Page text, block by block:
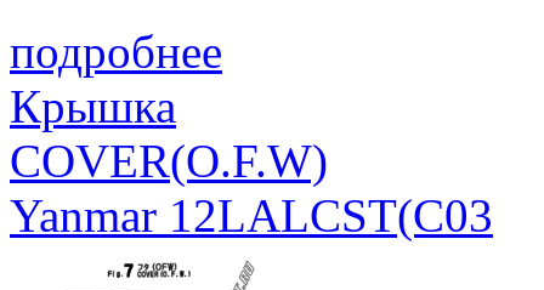
подробнее
Крышка
COVER(O.F.W)
Yanmar 12LALCST(C03